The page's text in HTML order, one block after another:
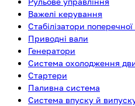
Важелі керування
Стабілізатори
Приводні вали
Генератори
Система охолодження
Стартери
Паливна система
Система впуску й